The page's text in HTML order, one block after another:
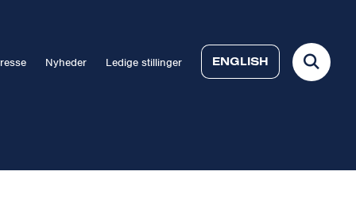
Nyheder Ledige stillinger ENGLISH